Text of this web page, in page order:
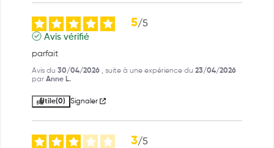
5/5
Avis vérifié
parfait
Avis du 30/04/2026 , suite à une expérience du 23/04/2026
par Anne L.
Utile(0) Signaler
3/5